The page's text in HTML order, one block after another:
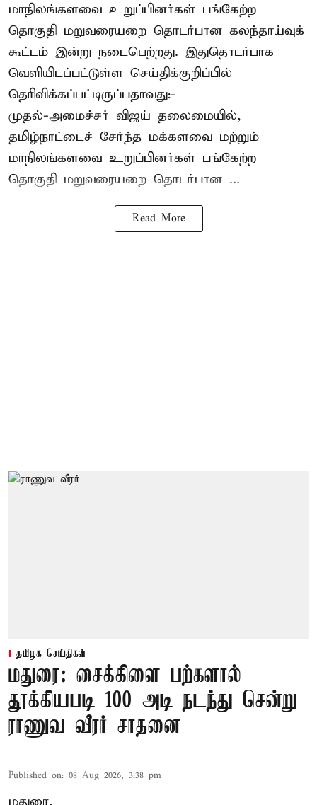
மாநிலங்களவை உறுப்பினர்கள் பங்கேற்ற
தொகுதி மறுவரையறை தொடர்பான கலந்தாய்வுக்
கூட்டம் இன்று நடைபெற்றது. இதுதொடர்பாக
வெளியிடப்பட்டுள்ள செய்திக்குறிப்பில்
தெரிவிக்கப்பட்டிருப்பதாவது:-
முதல்-அமைச்சர் விஜய் தலைமையில்,
தமிழ்நாட்டைச் சேர்ந்த மக்களவை மற்றும்
மாநிலங்களவை உறுப்பினர்கள் பங்கேற்ற
தொகுதி மறுவரையறை தொடர்பான ...
Read More
தமிழக செய்திகள்
மதுரை: சைக்கிளை பற்களால்
தூக்கியபடி 100 அடி நடந்து சென்று
ராணுவ வீரர் சாதனை
Published on: 08 Aug 2026, 3:38 pm